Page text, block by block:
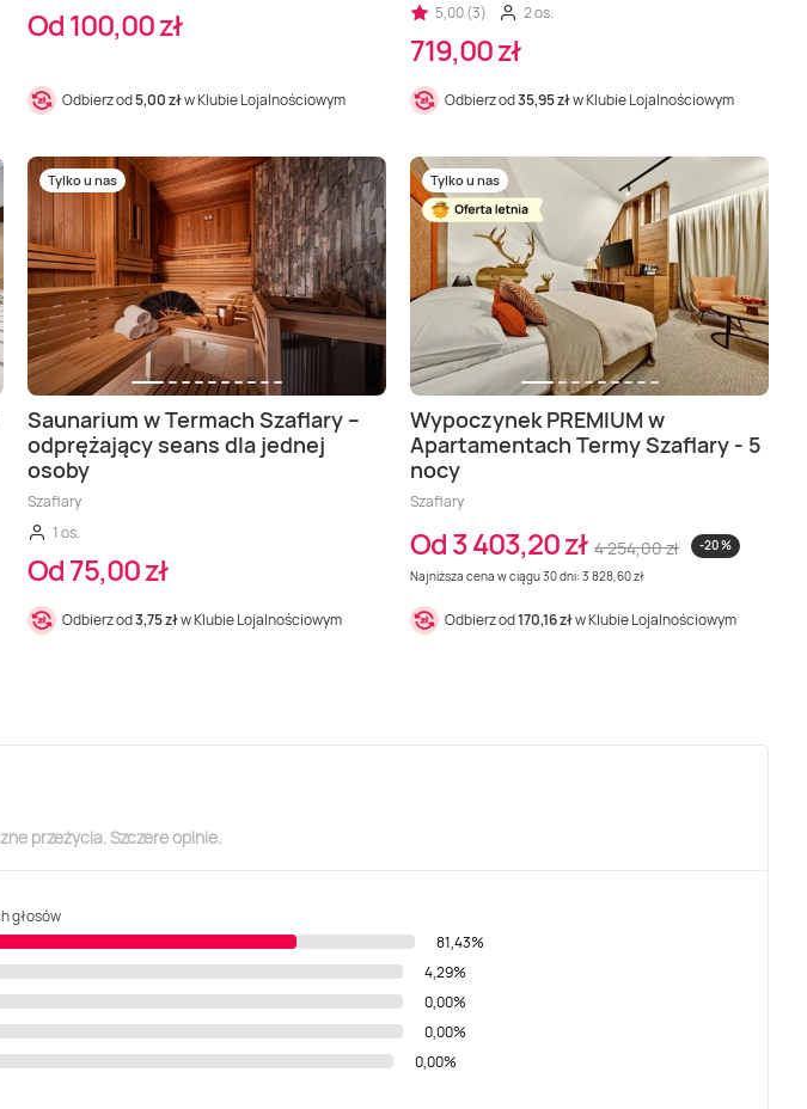
Od 100,00 zł
Odbierz od5,00 złw Klubie Lojalnościowym
5,00 (3)
2 os.
719,00 zł
Odbierz od35,95 złw Klubie Lojalnościowym
Tylko u nas
Saunarium w Termach Szaflary –
odprężający seans dla jednej
osoby
Szaflary
1 os.
Od 75,00 zł
Odbierz od3,75 złw Klubie Lojalnościowym
Tylko u nas
Wypoczynek PREMIUM w
Apartamentach Termy Szaflary - 5
nocy
Szaflary
Od 3 403,20 zł 4 254,00 zł
-20 %
Najniższa cena w ciągu 30 dni: 3 828,60 zł
Odbierz od170,16 złw Klubie Lojalnościowym
przeżycia. Szczere opinie.
głosów
81,43%
4,29%
0,00%
0,00%
0,00%